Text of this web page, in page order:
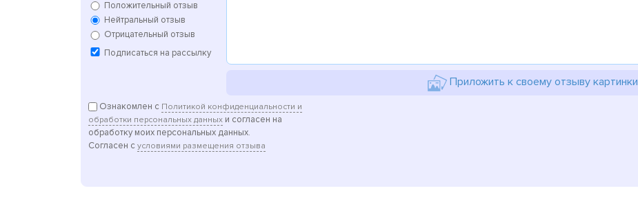
Положительный отзыв
Нейтральный отзыв
Отрицательный отзыв
Подписаться на рассылку
Приложить к своему отзыву картинки
Ознакомлен с Политикой конфиденциальности и
обработки персональных данных и согласен на
обработку моих персональных данных.
Согласен с условиями размещения отзыва